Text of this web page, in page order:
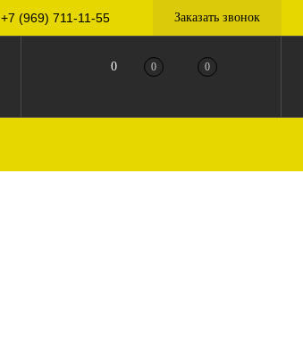
+7 (969) 711-11-55 Заказать звонок
0 0 0